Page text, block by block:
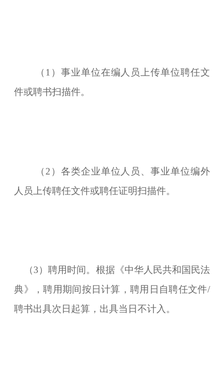
（1）事业单位在编人员上传单位聘任文
件或聘书扫描件。
（2）各类企业单位人员、事业单位编外
人员上传聘任文件或聘任证明扫描件。
（3）聘用时间。根据《中华人民共和国民法
典》，聘用期间按日计算，聘用日自聘任文件/
聘书出具次日起算，出具当日不计入。